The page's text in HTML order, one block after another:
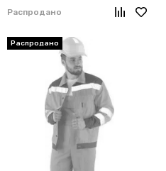
Распродано